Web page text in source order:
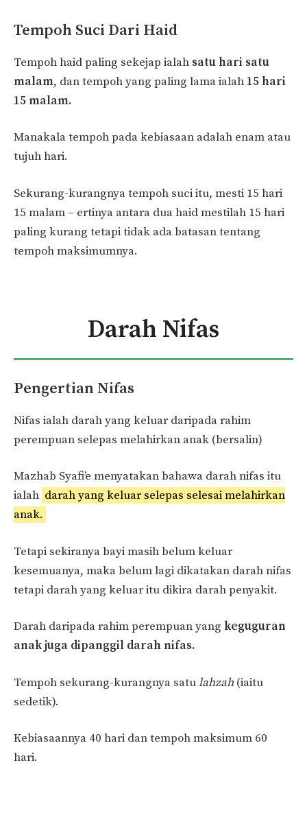
Tempoh Suci Dari Haid
Tempoh haid paling sekejap ialah satu hari satu
malam, dan tempoh yang paling lama ialah15 hari
15 malam.
Manakala tempoh pada kebiasaan adalah enam atau
tujuh hari.
Sekurang-kurangnya tempoh suci itu, mesti 15 hari
15 malam – ertinya antara dua haid mestilah 15 hari
paling kurang tetapi tidak ada batasan tentang
tempoh maksimumnya.
Darah Nifas
Pengertian Nifas
Nifas ialah darah yang keluar daripada rahim
perempuan selepas melahirkan anak (bersalin)
Mazhab Syafi’e menyatakan bahawa darah nifas itu
ialah darah yang keluar selepas selesai melahirkan
anak.
Tetapi sekiranya bayi masih belum keluar
kesemuanya, maka belum lagi dikatakan darah nifas
tetapi darah yang keluar itu dikira darah penyakit.
Darah daripada rahim perempuan yang keguguran
anak juga dipanggil darah nifas.
Tempoh sekurang-kurangnya satulahzah (iaitu
sedetik).
Kebiasaannya 40 hari dan tempoh maksimum 60
hari.